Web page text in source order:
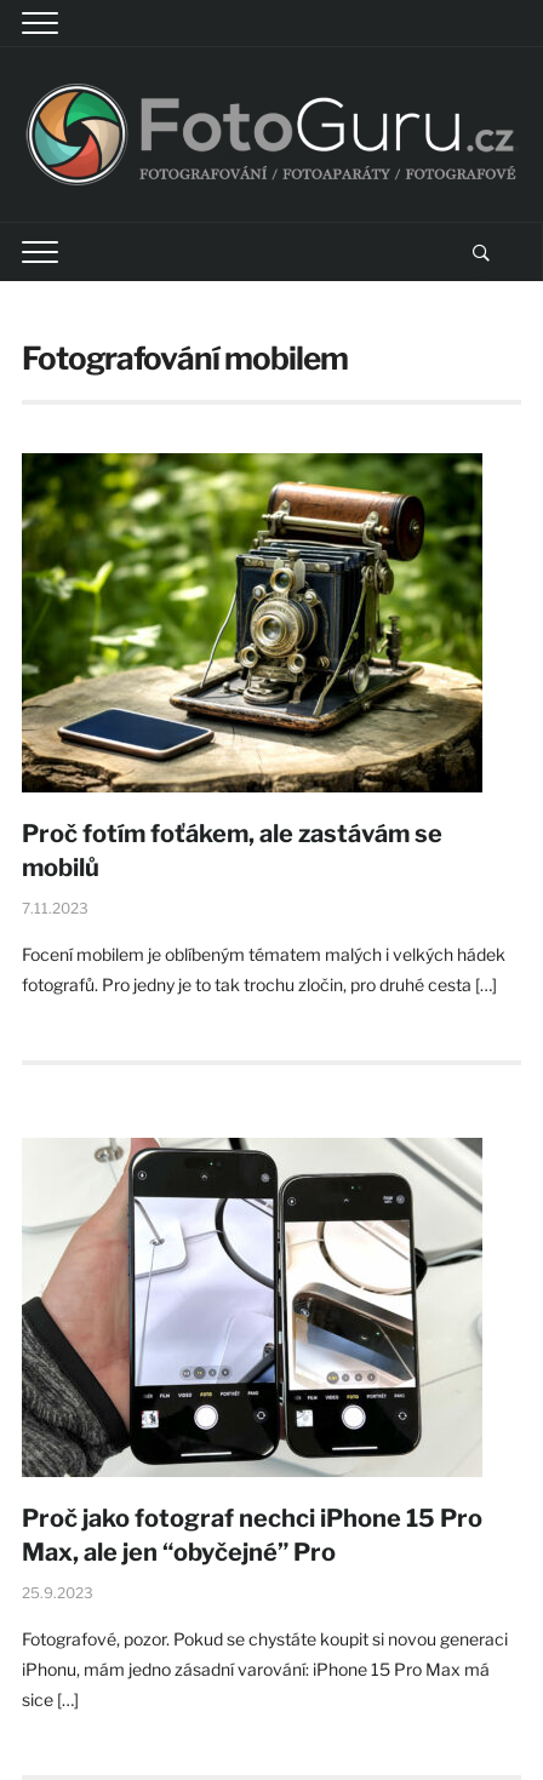
Fotografování mobilem
Proč fotím foťákem, ale zastávám se
mobilů
7.11.2023
Focení mobilem je oblíbeným tématem malých i velkých hádek
fotografů. Pro jedny je to tak trochu zločin, pro druhé cesta […]
Proč jako fotograf nechci iPhone 15 Pro
Max, ale jen “obyčejné” Pro
25.9.2023
Fotografové, pozor. Pokud se chystáte koupit si novou generaci
iPhonu, mám jedno zásadní varování: iPhone 15 Pro Max má
sice […]